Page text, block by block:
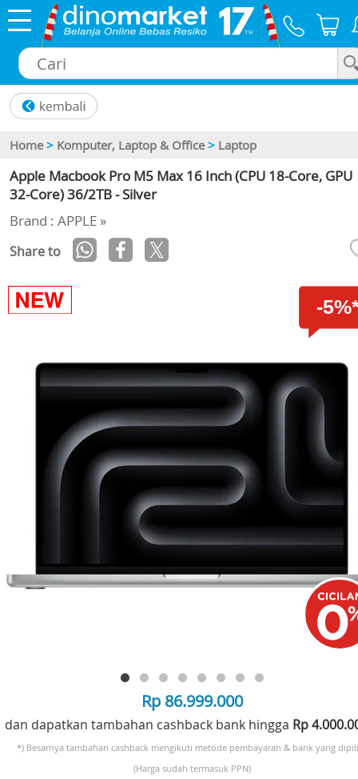
Home > Komputer, Laptop & Office > Laptop
Apple Macbook Pro M5 Max 16 Inch (CPU 18-Core, GPU
32-Core) 36/2TB - Silver
Brand : APPLE »
Share to
-
Rp 86.999.000
dan dapatkan tambahan cashback bank hingga Rp
*) Besarnya tambahan cashback mengikuti metode pembayaran & bank yang
(Harga sudah termasuk PPN)